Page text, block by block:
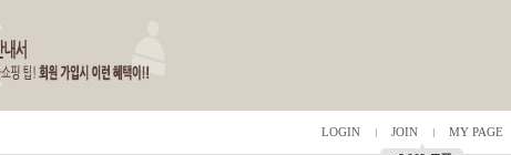
LOGIN JOIN
▲
MY PAGE